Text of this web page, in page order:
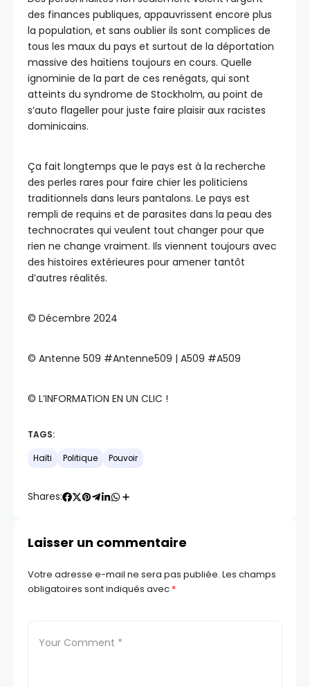
des finances publiques, appauvrissent encore plus
la population, et sans oublier ils sont complices de
tous les maux du pays et surtout de la déportation
massive des haïtiens toujours en cours. Quelle
ignominie de la part de ces renégats, qui sont
atteints du syndrome de Stockholm, au point de
s’auto flageller pour juste faire plaisir aux racistes
dominicains.
Ça fait longtemps que le pays est à la recherche
des perles rares pour faire chier les politiciens
traditionnels dans leurs pantalons. Le pays est
rempli de requins et de parasites dans la peau des
technocrates qui veulent tout changer pour que
rien ne change vraiment. Ils viennent toujours avec
des histoires extérieures pour amener tantôt
d’autres réalités.
©️ Décembre 2024
©️ Antenne 509 #Antenne509 | A509 #A509
©️ L’INFORMATION EN UN CLIC !
TAGS:
Haïti Politique Pouvoir
Shares:
Laisser un commentaire
Votre adresse e-mail ne sera pas publiée. Les champs
obligatoires sont indiqués avec *